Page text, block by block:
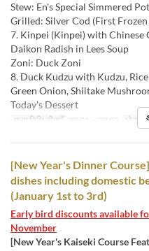
Stew: En's Special Simmered
Grilled: Silver Cod (First Frozen
7. Kinpei (Kinpei) with Chinese
Daikon Radish in Lees Soup
Zoni: Duck Zoni
8. Duck Kudzu with Kudzu,
Green Onion, Shiitake
Today's Dessert
मान्य तिथि सीमाएँ जन 01 ~ जन 03 भोजन
[New Year's Dinner
dishes including domestic
(January 1st to 3rd)
Early bird discounts available
November
[New Year's Kaiseki Course